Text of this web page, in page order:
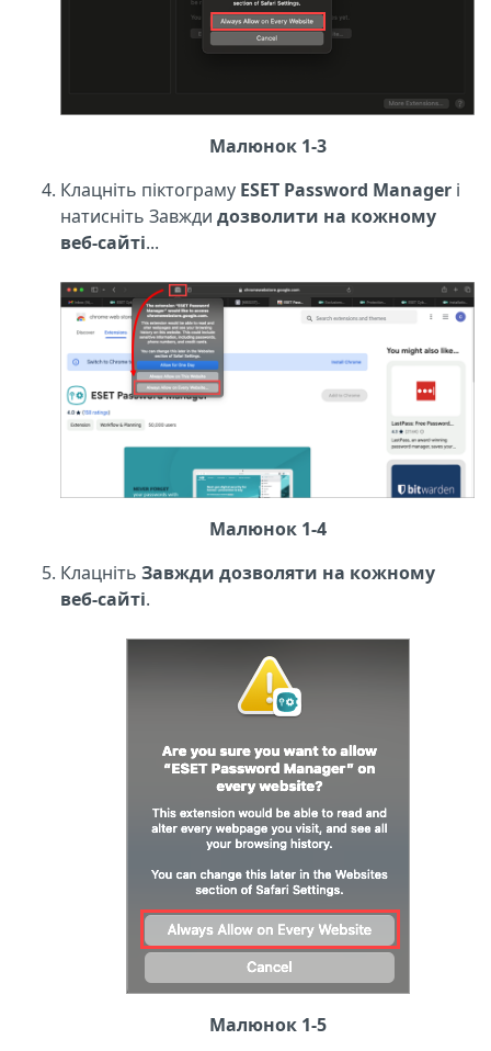
Малюнок 1-3
Клацніть піктограму ESET Password Manager і
натисніть Завжди дозволити на кожному
веб-сайті...
Малюнок 1-4
Клацніть Завжди дозволяти на кожному
веб-сайті.
Малюнок 1-5